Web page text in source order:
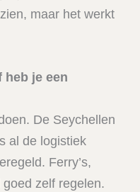
maar het werkt
heb je een
De Seychellen
al de logistiek
Ferry’s,
zelf regelen.